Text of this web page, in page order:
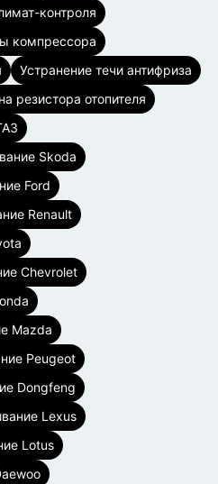
контроля
компрессора
Устранение течи антифриза
резистора отопителя
Skoda
Ford
Renault
Chevrolet
Mazda
Peugeot
Dongfeng
Lexus
Lotus